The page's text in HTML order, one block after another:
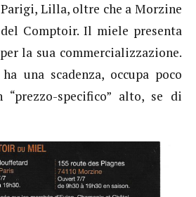
Lilla, oltre che a Morzine
Comptoir. Il miele presenta
la sua commercializzazione.
una scadenza, occupa poco
specifico” alto, se di